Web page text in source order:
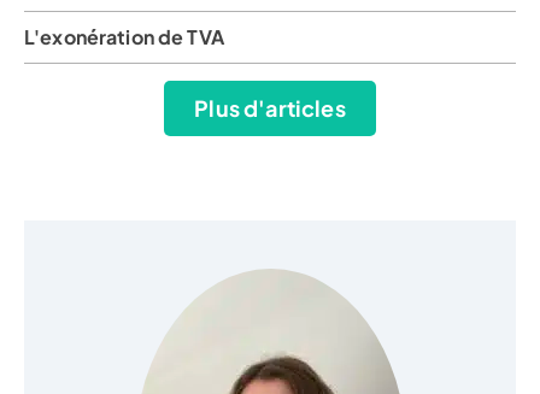
L'exonération de TVA
Plus d'articles